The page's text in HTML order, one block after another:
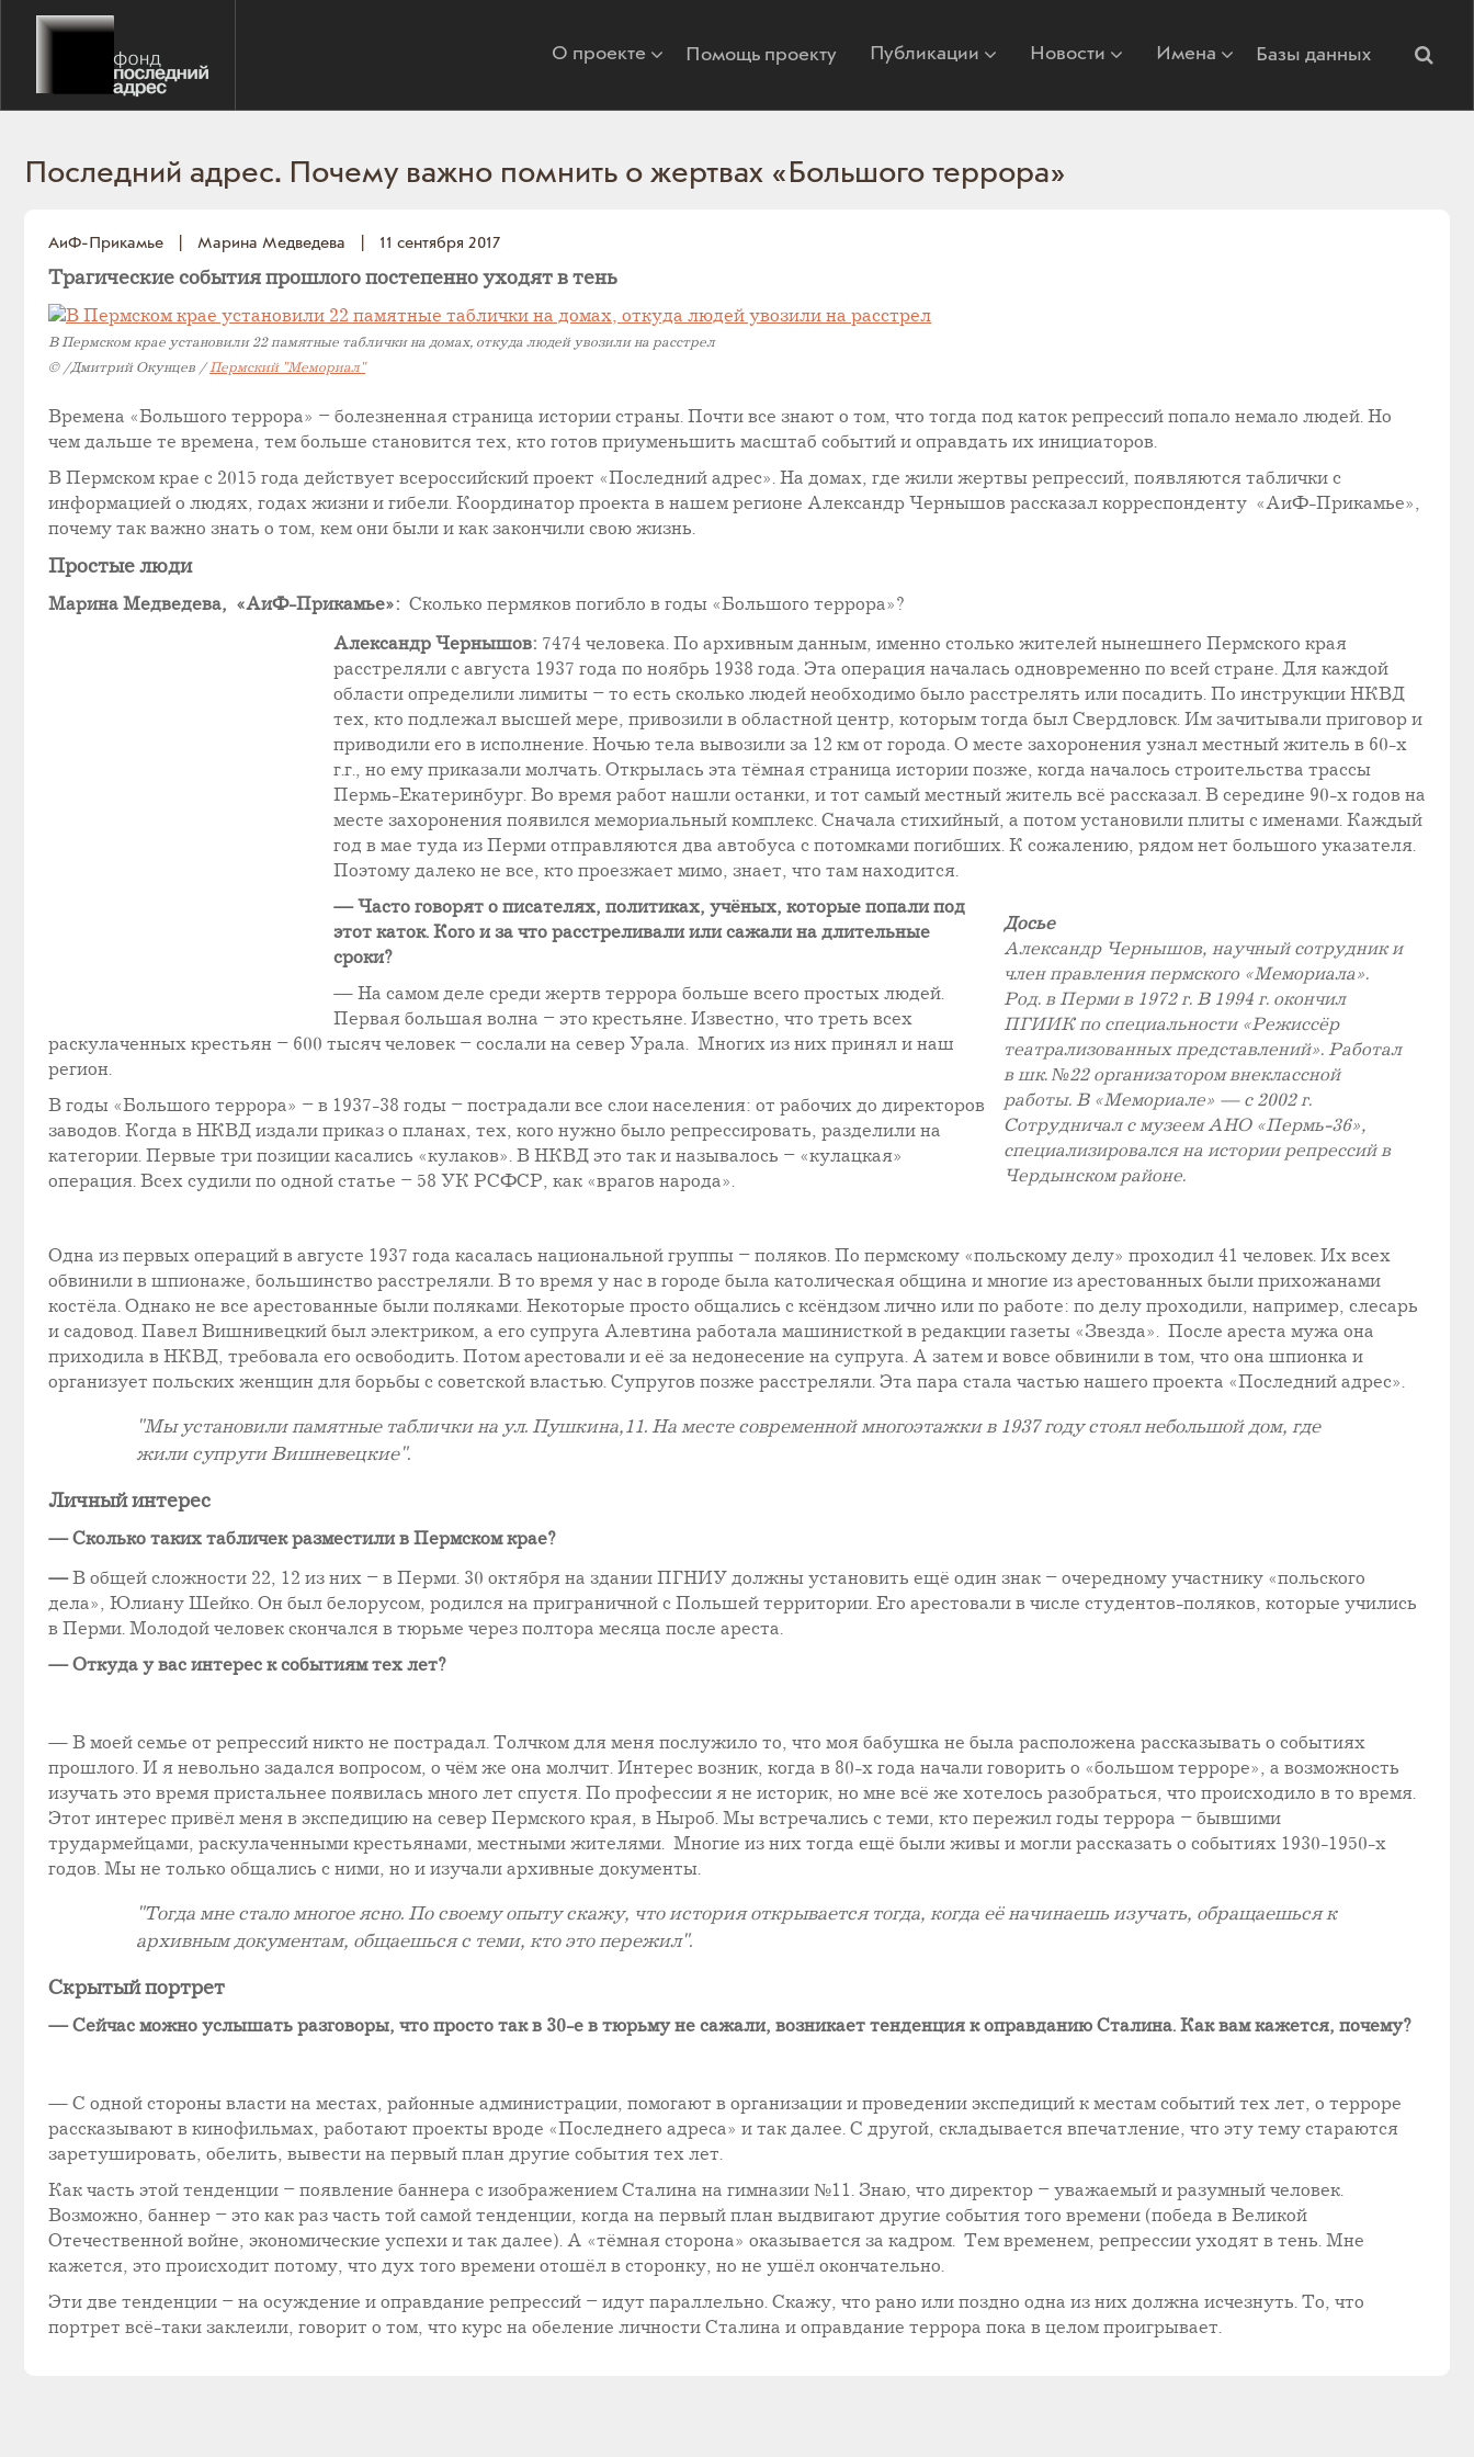
О проекте Помощь проекту Публикации Новости Имена Базы данных
Последний адрес. Почему важно помнить о жертвах «Большого террора»
АиФ-Прикамье Марина Медведева 11 сентября 2017
Трагические события прошлого постепенно уходят в тень
В Пермском крае установили 22 памятные таблички на домах, откуда людей увозили на расстрел
©/Дмитрий Окунцев /Пермский "Мемориал"
Времена «Большого террора» – болезненная страница истории страны. Почти все знают о том, что тогда под каток репрессий попало немало людей. Но
чем дальше те времена, тем больше становится тех, кто готов приуменьшить масштаб событий и оправдать их инициаторов.
В Пермском крае с 2015 года действует всероссийский проект «Последний адрес». На домах, где жили жертвы репрессий, появляются таблички с
информацией о людях, годах жизни и гибели. Координатор проекта в нашем регионе Александр Чернышов рассказал корреспонденту «АиФ-Прикамье»,
почему так важно знать о том, кем они были и как закончили свою жизнь.
Простые люди
Марина Медведева, «АиФ-Прикамье»: Сколько пермяков погибло в годы «Большого террора»?
Александр Чернышов: 7474 человека. По архивным данным, именно столько жителей нынешнего Пермского края
расстреляли с августа 1937 года по ноябрь 1938 года. Эта операция началась одновременно по всей стране. Для каждой
области определили лимиты – то есть сколько людей необходимо было расстрелять или посадить. По инструкции НКВД
тех, кто подлежал высшей мере, привозили в областной центр, которым тогда был Свердловск. Им зачитывали приговор и
приводили его в исполнение. Ночью тела вывозили за 12 км от города. О месте захоронения узнал местный житель в 60-х
г.г., но ему приказали молчать. Открылась эта тёмная страница истории позже, когда началось строительства трассы
Пермь-Екатеринбург. Во время работ нашли останки, и тот самый местный житель всё рассказал. В середине 90-х годов на
месте захоронения появился мемориальный комплекс. Сначала стихийный, а потом установили плиты с именами. Каждый
год в мае туда из Перми отправляются два автобуса с потомками погибших. К сожалению, рядом нет большого указателя.
Поэтому далеко не все, кто проезжает мимо, знает, что там находится.
Досье
Александр Чернышов, научный сотрудник и
член правления пермского «Мемориала».
Род. в Перми в 1972 г. В 1994 г. окончил
ПГИИК по специальности «Режиссёр
театрализованных представлений». Работал
в шк. №22 организатором внеклассной
работы. В «Мемориале» — с 2002 г.
Сотрудничал с музеем АНО «Пермь-36»,
специализировался на истории репрессий в
Чердынском районе.
— Часто говорят о писателях, политиках, учёных, которые попали под
этот каток. Кого и за что расстреливали или сажали на длительные
сроки?
— На самом деле среди жертв террора больше всего простых людей.
Первая большая волна – это крестьяне. Известно, что треть всех
раскулаченных крестьян – 600 тысяч человек – сослали на север Урала. Многих из них принял и наш
регион.
В годы «Большого террора» – в 1937-38 годы – пострадали все слои населения: от рабочих до директоров
заводов. Когда в НКВД издали приказ о планах, тех, кого нужно было репрессировать, разделили на
категории. Первые три позиции касались «кулаков». В НКВД это так и называлось – «кулацкая»
операция. Всех судили по одной статье – 58 УК РСФСР, как «врагов народа».
Одна из первых операций в августе 1937 года касалась национальной группы – поляков. По пермскому «польскому делу» проходил 41 человек. Их всех
обвинили в шпионаже, большинство расстреляли. В то время у нас в городе была католическая община и многие из арестованных были прихожанами
костёла. Однако не все арестованные были поляками. Некоторые просто общались с ксёндзом лично или по работе: по делу проходили, например, слесарь
и садовод. Павел Вишнивецкий был электриком, а его супруга Алевтина работала машинисткой в редакции газеты «Звезда». После ареста мужа она
приходила в НКВД, требовала его освободить. Потом арестовали и её за недонесение на супруга. А затем и вовсе обвинили в том, что она шпионка и
организует польских женщин для борьбы с советской властью. Супругов позже расстреляли. Эта пара стала частью нашего проекта «Последний адрес».
"Мы установили памятные таблички на ул. Пушкина,11. На месте современной многоэтажки в 1937 году стоял небольшой дом, где
жили супруги Вишневецкие".
Личный интерес
— Сколько таких табличек разместили в Пермском крае?
—В общей сложности 22, 12 из них – в Перми. 30 октября на здании ПГНИУ должны установить ещё один знак – очередному участнику «польского
дела», Юлиану Шейко. Он был белорусом, родился на приграничной с Польшей территории. Его арестовали в числе студентов-поляков, которые учились
в Перми. Молодой человек скончался в тюрьме через полтора месяца после ареста.
— Откуда у вас интерес к событиям тех лет?
— В моей семье от репрессий никто не пострадал. Толчком для меня послужило то, что моя бабушка не была расположена рассказывать о событиях
прошлого. И я невольно задался вопросом, о чём же она молчит. Интерес возник, когда в 80-х года начали говорить о «большом терроре», а возможность
изучать это время пристальнее появилась много лет спустя. По профессии я не историк, но мне всё же хотелось разобраться, что происходило в то время.
Этот интерес привёл меня в экспедицию на север Пермского края, в Ныроб. Мы встречались с теми, кто пережил годы террора – бывшими
трудармейцами, раскулаченными крестьянами, местными жителями. Многие из них тогда ещё были живы и могли рассказать о событиях 1930-1950-х
годов. Мы не только общались с ними, но и изучали архивные документы.
"Тогда мне стало многое ясно. По своему опыту скажу, что история открывается тогда, когда её начинаешь изучать, обращаешься к
архивным документам, общаешься с теми, кто это пережил".
Скрытый портрет
— Сейчас можно услышать разговоры, что просто так в 30-е в тюрьму не сажали, возникает тенденция к оправданию Сталина. Как вам кажется, почему?
— С одной стороны власти на местах, районные администрации, помогают в организации и проведении экспедиций к местам событий тех лет, о терроре
рассказывают в кинофильмах, работают проекты вроде «Последнего адреса» и так далее. С другой, складывается впечатление, что эту тему стараются
заретушировать, обелить, вывести на первый план другие события тех лет.
Как часть этой тенденции – появление баннера с изображением Сталина на гимназии №11. Знаю, что директор – уважаемый и разумный человек.
Возможно, баннер – это как раз часть той самой тенденции, когда на первый план выдвигают другие события того времени (победа в Великой
Отечественной войне, экономические успехи и так далее). А «тёмная сторона» оказывается за кадром. Тем временем, репрессии уходят в тень. Мне
кажется, это происходит потому, что дух того времени отошёл в сторонку, но не ушёл окончательно.
Эти две тенденции – на осуждение и оправдание репрессий – идут параллельно. Скажу, что рано или поздно одна из них должна исчезнуть. То, что
портрет всё-таки заклеили, говорит о том, что курс на обеление личности Сталина и оправдание террора пока в целом проигрывает.